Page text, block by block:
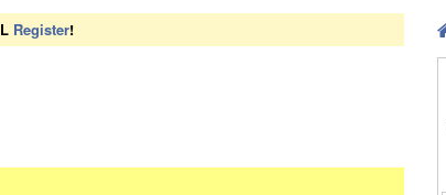
Register!